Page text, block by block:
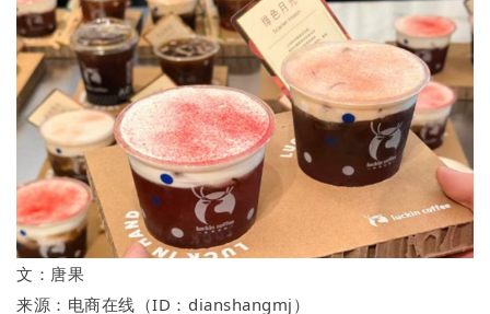
文：唐果
来源：电商在线（ID：dianshangmj）